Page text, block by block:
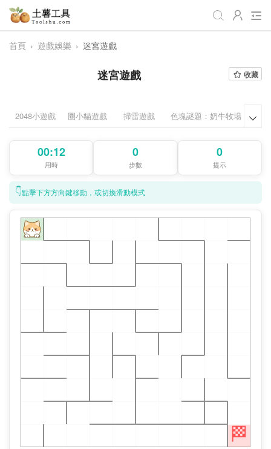
視頻處理
網站導航
首頁 › 遊戲娛樂 › 迷宮遊戲
迷宮遊戲 收藏
2048小遊戲 圈小貓遊戲 掃雷遊戲 色塊謎題：奶牛牧場 舒

00:12
用時
0
步數
0
提示
👇點擊下方方向鍵移動，或切換滑動模式